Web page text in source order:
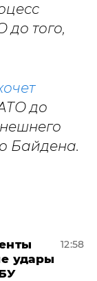
до того,
до
Байдена.
удары
12:58